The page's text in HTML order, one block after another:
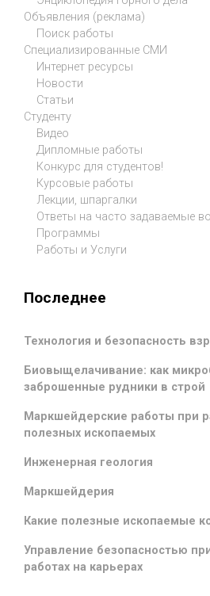
Объявления (реклама)
Поиск работы
Специализированные СМИ
Интернет ресурсы
Новости
Статьи
Студенту
Видео
Дипломные работы
Конкурс для студентов!
Курсовые работы
Лекции, шпаргалки
Ответы на часто задаваемые
Программы
Работы и Услуги
Последнее
Технология и безопасность
Биовыщелачивание: как
заброшенные рудники в строй
Маркшейдерские работы при
полезных ископаемых
Инженерная геология
Маркшейдерия
Какие полезные ископаемые
Управление безопасностью
работах на карьерах